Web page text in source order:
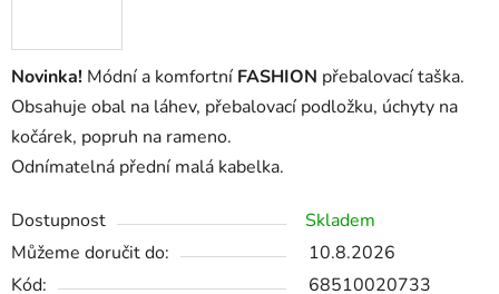
Novinka! Módní a komfortní FASHION přebalovací taška.
Obsahuje obal na láhev, přebalovací podložku, úchyty na
kočárek, popruh na rameno.
Odnímatelná přední malá kabelka.
Dostupnost
Skladem
Můžeme doručit do:
10.8.2026
Kód:
68510020733